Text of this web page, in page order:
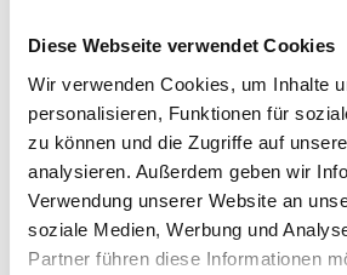
Diese Webseite verwendet Cookies
Wir verwenden Cookies, um Inhalte
personalisieren, Funktionen für
zu können und die Zugriffe auf
analysieren. Außerdem geben wir
Verwendung unserer Website an
soziale Medien, Werbung und
Partner führen diese Informationen